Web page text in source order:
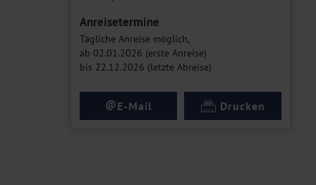
Anreisetermine
Tägliche Anreise möglich,
ab 02.01.2026 (erste Anreise)
bis 22.12.2026 (letzte Abreise)
@E-Mail Drucken